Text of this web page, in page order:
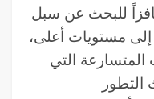
للبحث عن سبل
إلى مستويات أعلى،
المتسارعة التي